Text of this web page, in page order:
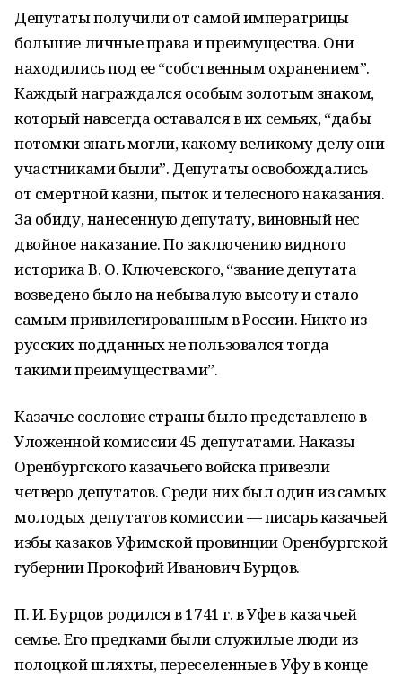
Депутаты получили от самой императрицы
большие личные права и преимущества. Они
находились под ее “собственным охранением”.
Каждый награждался особым зо­лотым знаком,
который навсегда оставался в их семьях, “дабы
потомки знать могли, какому великому делу они
участниками были”. Депутаты освобождались
от смертной казни, пыток и телесного наказания.
За обиду, нанесенную депутату, виновный нес
двойное наказание. По заключению видного
историка В. О. Ключевского, “звание де­путата
возведено было на небывалую высоту и стало
самым привилегированным в России. Никто из
русских подданных не пользовался тогда
такими преимуществами”.
Казачье сословие страны было представлено в
Уложенной комиссии 45 депутатами. Наказы
Оренбургского казачьего войска привезли
четверо депутатов. Среди них был один из самых
молодых депутатов комиссии — писарь казачьей
избы казаков Уфимской провинции Оренбургской
губернии Прокофий Иванович Бурцов.
П. И. Бурцов родился в 1741 г. в Уфе в казачьей
семье. Его предками были служи­лые люди из
полоцкой шляхты, переселенные в Уфу в конце